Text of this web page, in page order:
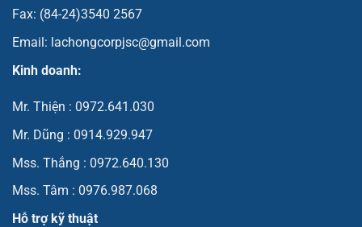
Fax: (84-24)3540 2567
Email: lachongcorpjsc@gmail.com
Kinh doanh:
Mr. Thiện : 0972.641.030
Mr. Dũng : 0914.929.947
Mss. Thắng : 0972.640.130
Mss. Tâm : 0976.987.068
Hỗ trợ kỹ thuật